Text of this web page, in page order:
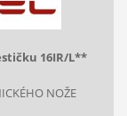
16IR/L**
NOŽE